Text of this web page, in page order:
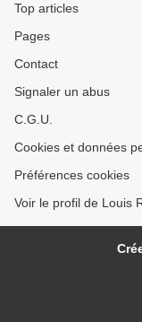
Top articles
Pages
Contact
Signaler un abus
C.G.U.
Cookies et données
Préférences cookies
Voir le profil de Louis